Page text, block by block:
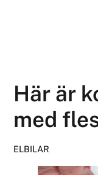
Här är
med
ELBILAR